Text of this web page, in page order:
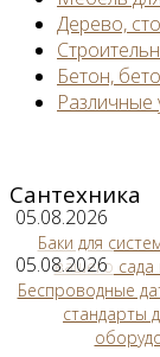
Дерево,
Бетон,
Различные
Сантехника
05.08.2026
Баки для
вашего сада
05.08.2026
Беспроводные
стандарты